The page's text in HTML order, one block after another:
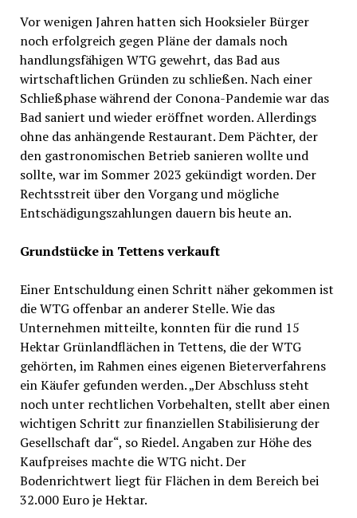
Vor wenigen Jahren hatten sich Hooksieler Bürger
noch erfolgreich gegen Pläne der damals noch
handlungsfähigen WTG gewehrt, das Bad aus
wirtschaftlichen Gründen zu schließen. Nach einer
Schließphase während der Conona-Pandemie war das
Bad saniert und wieder eröffnet worden. Allerdings
ohne das anhängende Restaurant. Dem Pächter, der
den gastronomischen Betrieb sanieren wollte und
sollte, war im Sommer 2023 gekündigt worden. Der
Rechtsstreit über den Vorgang und mögliche
Entschädigungszahlungen dauern bis heute an.
Grundstücke in Tettens verkauft
Einer Entschuldung einen Schritt näher gekommen ist
die WTG offenbar an anderer Stelle. Wie das
Unternehmen mitteilte, konnten für die rund 15
Hektar Grünlandflächen in Tettens, die der WTG
gehörten, im Rahmen eines eigenen Bieterverfahrens
ein Käufer gefunden werden. „Der Abschluss steht
noch unter rechtlichen Vorbehalten, stellt aber einen
wichtigen Schritt zur finanziellen Stabilisierung der
Gesellschaft dar“, so Riedel. Angaben zur Höhe des
Kaufpreises machte die WTG nicht. Der
Bodenrichtwert liegt für Flächen in dem Bereich bei
32.000 Euro je Hektar.